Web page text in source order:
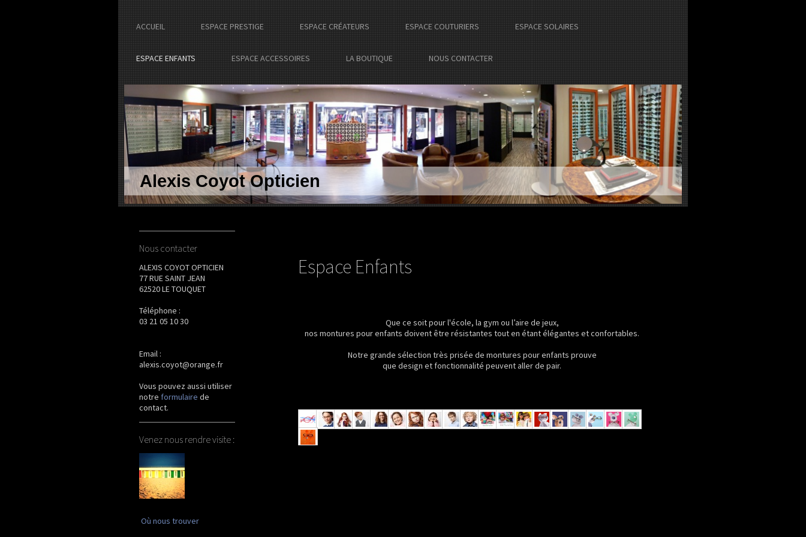
ACCUEIL ESPACE PRESTIGE ESPACE CRÉATEURS ESPACE COUTURIERS ESPACE SOLAIRES
ESPACE ENFANTS ESPACE ACCESSOIRES LA BOUTIQUE NOUS CONTACTER
Alexis Coyot Opticien
Nous contacter
ALEXIS COYOT OPTICIEN
77 RUE SAINT JEAN
62520 LE TOUQUET
Téléphone :
03 21 05 10 30
Email :
alexis.coyot@orange.fr
Vous pouvez aussi utiliser
notre formulaire de
contact.
Venez nous rendre visite :
Où nous trouver
Espace Enfants
Que ce soit pour l'école, la gym ou l’aire de jeux,
nos montures pour enfants doivent être résistantes tout en étant élégantes et confortables.
Notre grande sélection très prisée de montures pour enfants prouve
que design et fonctionnalité peuvent aller de pair.